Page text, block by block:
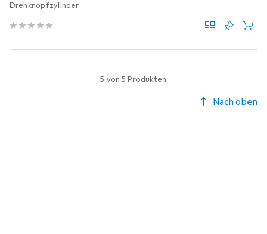
Drehknopfzylinder
5 von 5 Produkten
Nach oben